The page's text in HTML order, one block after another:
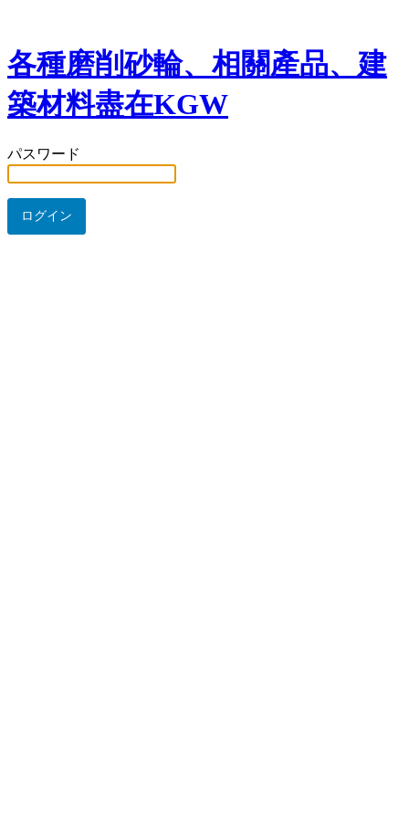
各種磨削砂輪、相關產品、建
築材料盡在KGW
パスワード